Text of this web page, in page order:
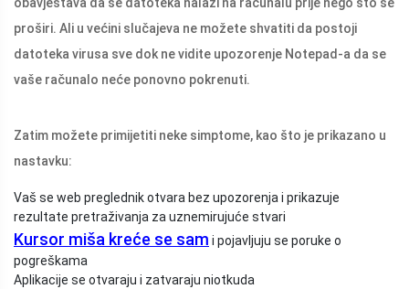
proširi. Ali u većini slučajeva ne možete shvatiti da postoji
datoteka virusa sve dok ne vidite upozorenje Notepad-a da se
vaše računalo neće ponovno pokrenuti.
Zatim možete primijetiti neke simptome, kao što je prikazano u
nastavku:
Vaš se web preglednik otvara bez upozorenja i prikazuje
rezultate pretraživanja za uznemirujuće stvari
Kursor miša kreće se sam i pojavljuju se poruke o
pogreškama
Aplikacije se otvaraju i zatvaraju niotkuda